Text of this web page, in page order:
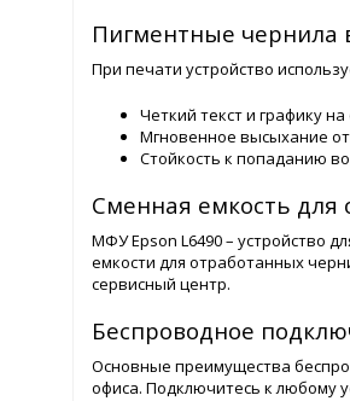
Пигментные чернила
При печати устройство
Четкий текст и графику
Мгновенное высыхание
Стойкость к попаданию
Сменная емкость для
МФУ Epson L6490 – устройство
емкости для отработанных
сервисный центр.
Беспроводное
Основные преимущества
офиса. Подключитесь к любому